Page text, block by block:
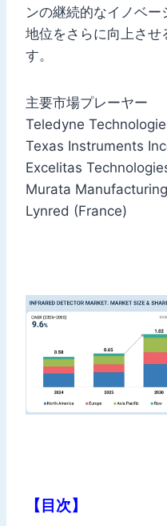
ンの継続的なイノベ
地位をさらに向上させ
す。
主要市場プレーヤー
Teledyne
Texas Instruments
Excelitas
Murata
Lynred (France)
【目次】